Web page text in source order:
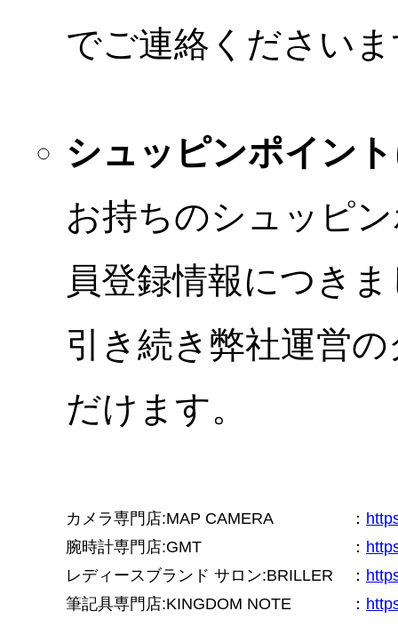
でご連絡ください
シュッピンポイン
お持ちのシュッピ
員登録情報につき
引き続き弊社運営
だけます。
カメラ専門店:MAP CAMERA ：
腕時計専門店:GMT
：
レディースブランド サロン:BRILLER
：
筆記具専門店:KINGDOM NOTE
：